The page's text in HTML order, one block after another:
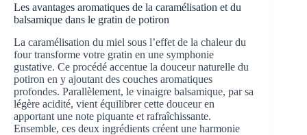
Les avantages aromatiques de la caramélisation et du
balsamique dans le gratin de potiron
La caramélisation du miel sous l’effet de la chaleur du
four transforme votre gratin en une symphonie
gustative. Ce procédé accentue la douceur naturelle du
potiron en y ajoutant des couches aromatiques
profondes. Parallèlement, le vinaigre balsamique, par sa
légère acidité, vient équilibrer cette douceur en
apportant une note piquante et rafraîchissante.
Ensemble, ces deux ingrédients créent une harmonie